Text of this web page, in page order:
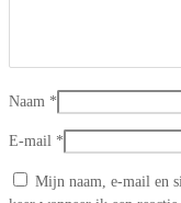
Naam *
E-mail *
Mijn naam, e-mail en